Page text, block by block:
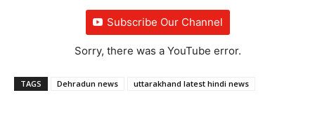
Subscribe Our Channel
Sorry, there was a YouTube error.
TAGS Dehradun news uttarakhand latest hindi news